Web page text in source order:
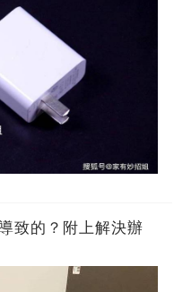
致的？附上解決辦